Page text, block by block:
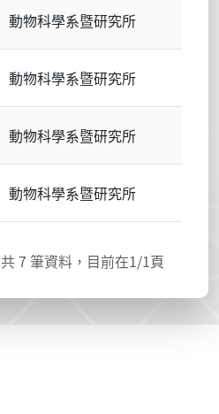
動物科學系暨研究所
動物科學系暨研究所
動物科學系暨研究所
動物科學系暨研究所
共7 筆資料，目前在1/1頁